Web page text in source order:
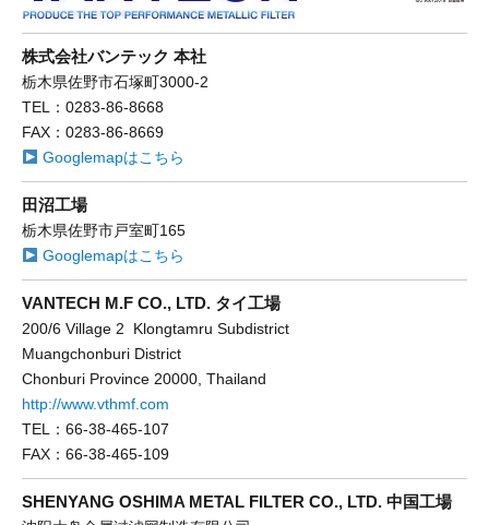
株式会社バンテック 本社
栃木県佐野市石塚町3000-2
TEL：0283-86-8668
FAX：0283-86-8669
Googlemapはこちら
田沼工場
栃木県佐野市戸室町165
Googlemapはこちら
VANTECH M.F CO., LTD. タイ工場
200/6 Village 2 Klongtamru Subdistrict
Muangchonburi District
Chonburi Province 20000, Thailand
http://www.vthmf.com
TEL：66-38-465-107
FAX：66-38-465-109
SHENYANG OSHIMA METAL FILTER CO., LTD. 中国工場